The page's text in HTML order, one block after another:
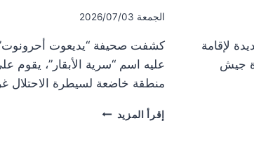
لإقامة
جيش
الجمعة 2026/07/03
كشفت صحيفة “يديعوت
منطقة خاضعة لسيطرة الاحتلال
إقرأ المزيد صحيفة